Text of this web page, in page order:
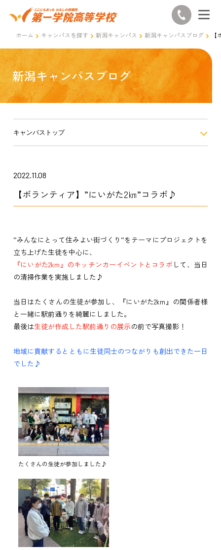
ホーム キャンパスを探す 新潟キャンパス 新潟キャンパスブログ
新潟キャンパスブログ
キャンパストップ
2022.11.08
【ボランティア】”にいがた2㎞”コラボ♪
”みんなにとって住みよい街づくり”をテーマにプロジェクトを
立ち上げた生徒を中心に、
『にいがた2km』のキッチンカーイベントとコラボ して、当日
の清掃作業を実施しました♪
当日はたくさんの生徒が参加し、『にいがた2km』の関係者様
と一緒に駅前通りを綺麗にしました。
最後は生徒が作成した駅前通りの展示の前で写真撮影！
地域に貢献するとともに生徒同士のつながりも創出できた一日
でした♪
たくさんの生徒が参加しました♪